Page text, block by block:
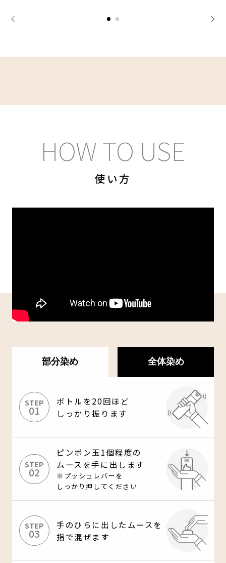
HOW TO USE
使い方
部分染め 全体染め
STEP
01
ボトルを20回ほど
しっかり振ります
STEP
02
ピンポン玉1個程度の
ムースを手に出します
※プッシュレバーを
しっかり押してください
STEP
03
手のひらに出したムースを
指で混ぜます